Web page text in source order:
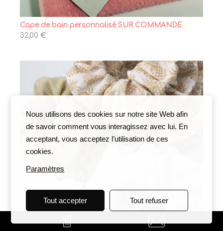
Cape de bain personnalisé SUR COMMANDE
32,00 €
Nous utilisons des cookies sur notre site Web afin
de savoir comment vous interagissez avec lui. En
acceptant, vous acceptez l’utilisation de ces
cookies.
Paramètres
Tout accepter Tout refuser